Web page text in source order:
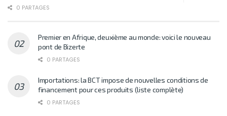
0 PARTAGES
Premier en Afrique, deuxième au monde: voici le nouveau
pont de Bizerte
0 PARTAGES
Importations: la BCT impose de nouvelles conditions de
financement pour ces produits (liste complète)
0 PARTAGES